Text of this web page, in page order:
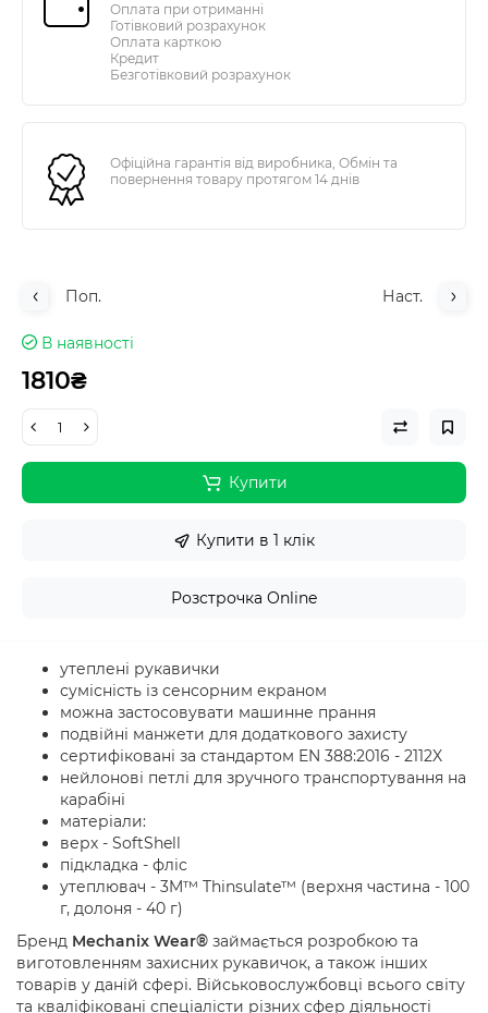
Оплата при отриманні
Готівковий розрахунок
Оплата карткою
Кредит
Безготівковий розрахунок
Офіційна гарантія від виробника, Обмін та
повернення товару протягом 14 днів
Поп. Наст.
В наявності
1810₴
Купити
Купити в 1 клік
Розстрочка Online
утеплені рукавички
сумісність із сенсорним екраном
можна застосовувати машинне прання
подвійні манжети для додаткового захисту
сертифіковані за стандартом EN 388:2016 - 2112X
нейлонові петлі для зручного транспортування на
карабіні
матеріали:
верх - SoftShell
підкладка - фліс
утеплювач - 3M™ Thinsulate™ (верхня частина - 100
г, долоня - 40 г)
Бренд Mechanix Wear® займається розробкою та
виготовленням захисних рукавичок, а також інших
товарів у даній сфері. Військовослужбовці всього світу
та кваліфіковані спеціалісти різних сфер діяльності